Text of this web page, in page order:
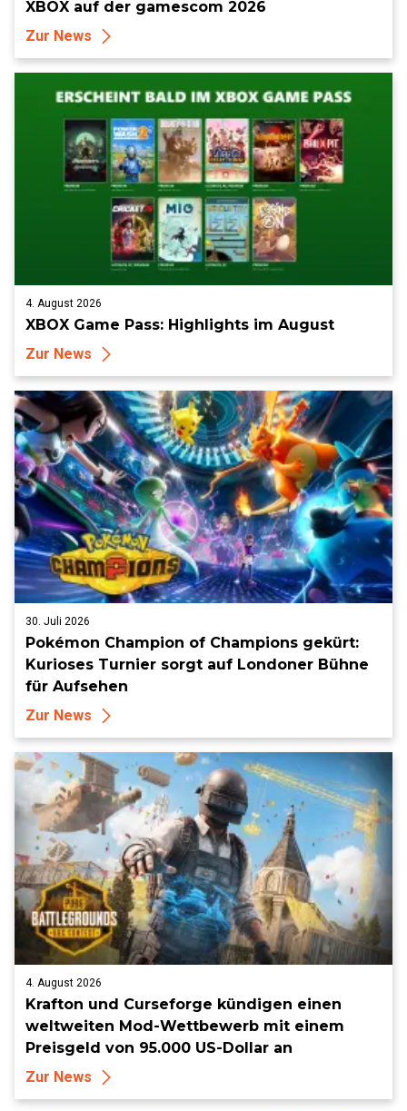
XBOX auf der gamescom 2026
Zur News
4. August 2026
XBOX Game Pass: Highlights im August
Zur News
30. Juli 2026
Pokémon Champion of Champions gekürt:
Kurioses Turnier sorgt auf Londoner Bühne
für Aufsehen
Zur News
4. August 2026
Krafton und Curseforge kündigen einen
weltweiten Mod-Wettbewerb mit einem
Preisgeld von 95.000 US-Dollar an
Zur News